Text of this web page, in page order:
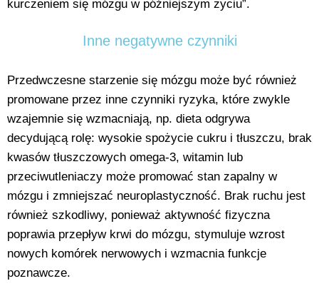
kurczeniem się mózgu w późniejszym życiu”.
Inne negatywne czynniki
Przedwczesne starzenie się mózgu może być również
promowane przez inne czynniki ryzyka, które zwykle
wzajemnie się wzmacniają, np. dieta odgrywa
decydującą rolę: wysokie spożycie cukru i tłuszczu, brak
kwasów tłuszczowych omega-3, witamin lub
przeciwutleniaczy może promować stan zapalny w
mózgu i zmniejszać neuroplastyczność. Brak ruchu jest
również szkodliwy, ponieważ aktywność fizyczna
poprawia przepływ krwi do mózgu, stymuluje wzrost
nowych komórek nerwowych i wzmacnia funkcje
poznawcze.